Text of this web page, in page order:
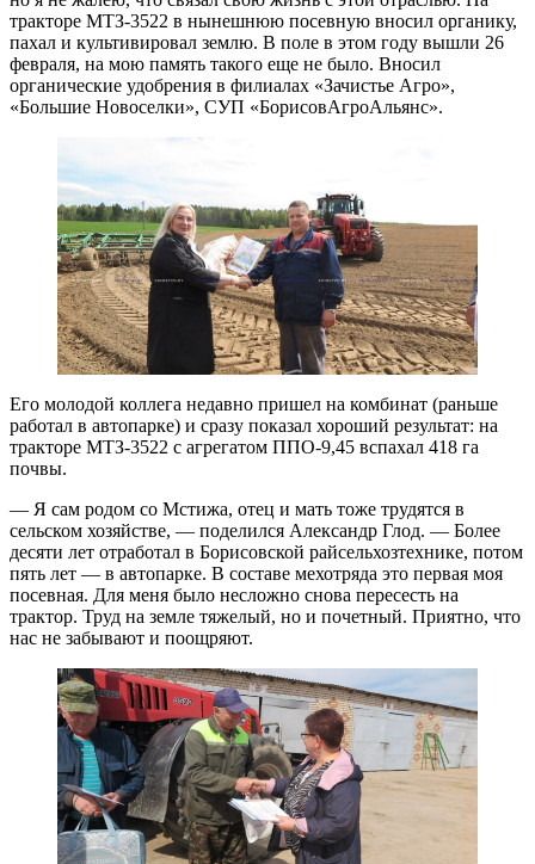
тракторе МТЗ-3522 в нынешнюю посевную вносил органику,
пахал и культивировал землю. В поле в этом году вышли 26
февраля, на мою память такого еще не было. Вносил
органические удобрения в филиалах «Зачистье Агро»,
«Большие Новоселки», СУП «БорисовАгроАльянс».
Его молодой коллега недавно пришел на комбинат (раньше
работал в автопарке) и сразу показал хороший результат: на
тракторе МТЗ-3522 с агрегатом ППО-9,45 вспахал 418 га
почвы.
— Я сам родом со Мстижа, отец и мать тоже трудятся в
сельском хозяйстве, — поделился Александр Глод. — Более
десяти лет отработал в Борисовской райсельхозтехнике, потом
пять лет — в автопарке. В составе мехотряда это первая моя
посевная. Для меня было несложно снова пересесть на
трактор. Труд на земле тяжелый, но и почетный. Приятно, что
нас не забывают и поощряют.